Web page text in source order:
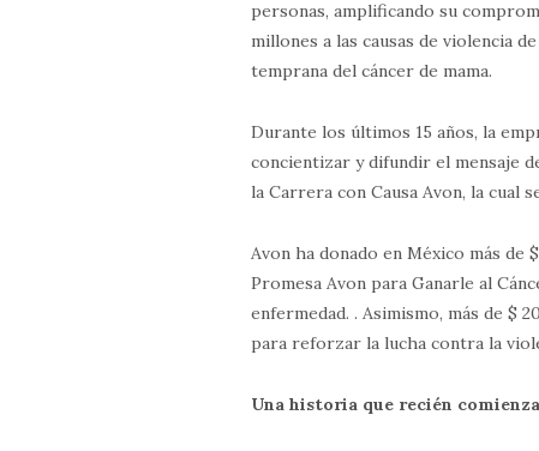
personas, amplificando su
millones a las causas de violencia
temprana del cáncer de mama.
Durante los últimos 15 años, la
concientizar y difundir el mensaje
la Carrera con Causa Avon, la cual
Avon ha donado en México más de
Promesa Avon para Ganarle al
enfermedad. . Asimismo, más de $
para reforzar la lucha contra la
Una historia que recién comienza